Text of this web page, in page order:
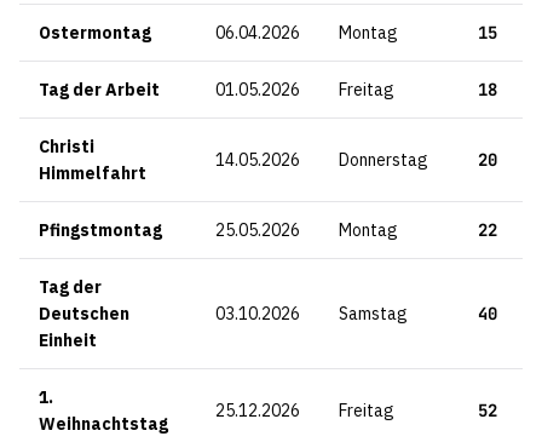
Ostermontag 06.04.2026 Montag 15
Tag der Arbeit 01.05.2026 Freitag 18
Christi
Himmelfahrt
14.05.2026 Donnerstag 20
Pfingstmontag 25.05.2026 Montag 22
Tag der
Deutschen
Einheit
03.10.2026 Samstag 40
1.
Weihnachtstag
25.12.2026 Freitag 52